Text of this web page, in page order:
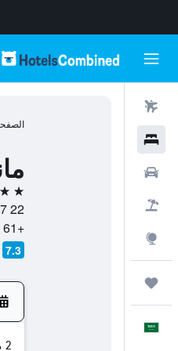
4 نجوم
22 View Avenue, 4217, سورفرس باراديس, كوينزلاند, أستراليا
+61 756 654 133
7.3
2 من الضيوف، غرفة واحدة